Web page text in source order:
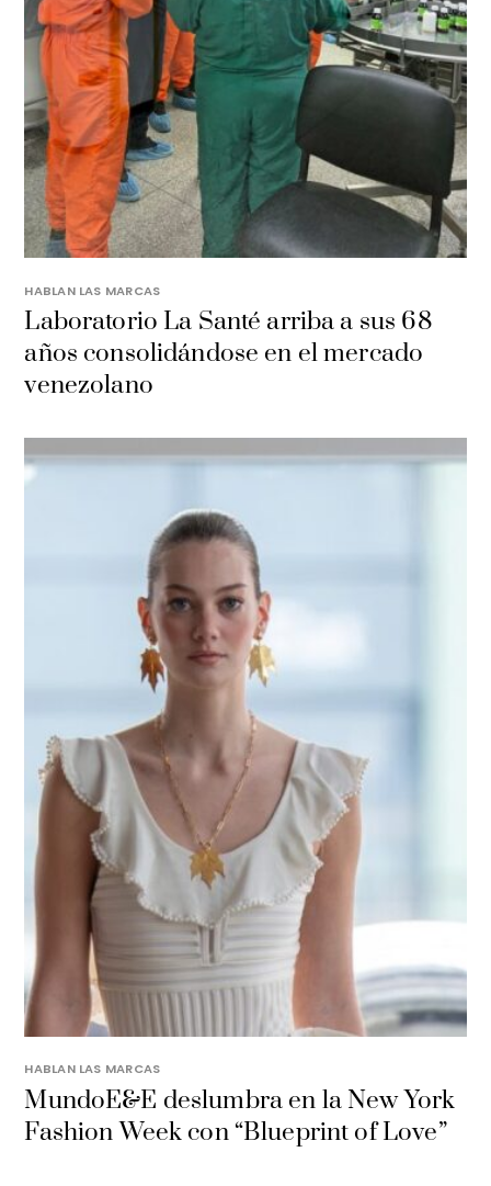
HABLAN LAS MARCAS
Laboratorio La Santé arriba a sus 68
años consolidándose en el mercado
venezolano
HABLAN LAS MARCAS
MundoE&E deslumbra en la New York
Fashion Week con “Blueprint of Love”